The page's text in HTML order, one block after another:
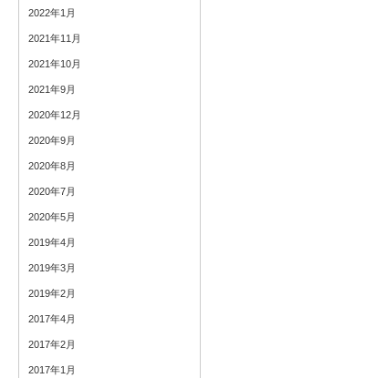
2022年1月
2021年11月
2021年10月
2021年9月
2020年12月
2020年9月
2020年8月
2020年7月
2020年5月
2019年4月
2019年3月
2019年2月
2017年4月
2017年2月
2017年1月